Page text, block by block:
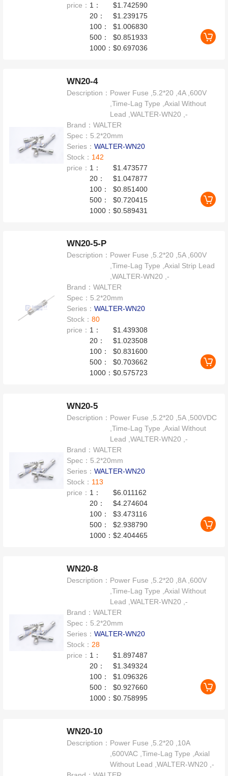
price： 1：
$1.742590
20：
$1.239175
100：
$1.006830
500：
$0.851933
1000：$0.697036
WN20-4
Description： Power Fuse ,5.2*20 ,4A ,600V
,Time-Lag Type ,Axial Without
Lead ,WALTER-WN20 ,-
Brand：WALTER
Spec： 5.2*20mm
Series：WALTER-WN20
Stock： 142
price： 1：
$1.473577
20：
$1.047877
100：
$0.851400
500：
$0.720415
1000：$0.589431
WN20-5-P
Description： Power Fuse ,5.2*20 ,5A ,600V
,Time-Lag Type ,Axial Strip Lead
,WALTER-WN20 ,-
Brand：WALTER
Spec： 5.2*20mm
Series：WALTER-WN20
Stock：80
price： 1：
$1.439308
20：
$1.023508
100：
$0.831600
500：
$0.703662
1000：$0.575723
WN20-5
Description： Power Fuse ,5.2*20 ,5A ,500VDC
,Time-Lag Type ,Axial Without
Lead ,WALTER-WN20 ,-
Brand：WALTER
Spec： 5.2*20mm
Series：WALTER-WN20
Stock： 113
price： 1：
$6.011162
20：
$4.274604
100：
$3.473116
500：
$2.938790
1000：$2.404465
WN20-8
Description： Power Fuse ,5.2*20 ,8A ,600V
,Time-Lag Type ,Axial Without
Lead ,WALTER-WN20 ,-
Brand：WALTER
Spec： 5.2*20mm
Series：WALTER-WN20
Stock： 28
price： 1：
$1.897487
20：
$1.349324
100：
$1.096326
500：
$0.927660
1000：$0.758995
WN20-10
Description： Power Fuse ,5.2*20 ,10A
,600VAC ,Time-Lag Type ,Axial
Without Lead ,WALTER-WN20 ,-